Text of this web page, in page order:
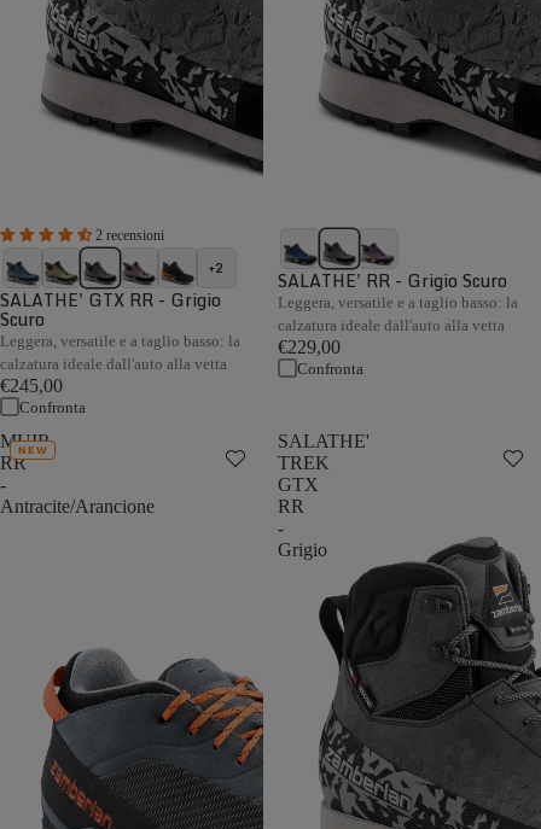
2 recensioni
+2
SALATHE' GTX RR - Grigio
Scuro
Leggera, versatile e a taglio basso: la
calzatura ideale dall'auto alla vetta
€245,00
Confronta
SALATHE' RR - Grigio Scuro
Leggera, versatile e a taglio basso: la
calzatura ideale dall'auto alla vetta
€229,00
Confronta
MUIR
RR
-
Antracite/Arancione
NEW
SALATHE'
TREK
GTX
RR
-
Grigio